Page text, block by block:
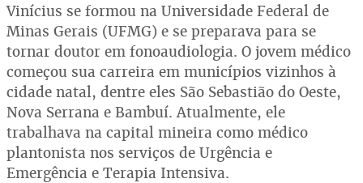
Vinícius se formou na Universidade Federal de
Minas Gerais (UFMG) e se preparava para se
tornar doutor em fonoaudiologia. O jovem médico
começou sua carreira em municípios vizinhos à
cidade natal, dentre eles São Sebastião do Oeste,
Nova Serrana e Bambuí. Atualmente, ele
trabalhava na capital mineira como médico
plantonista nos serviços de Urgência e
Emergência e Terapia Intensiva.